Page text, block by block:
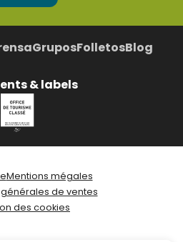
GruposFolletosBlog
& labels
Mentions mégales
de ventes
des cookies